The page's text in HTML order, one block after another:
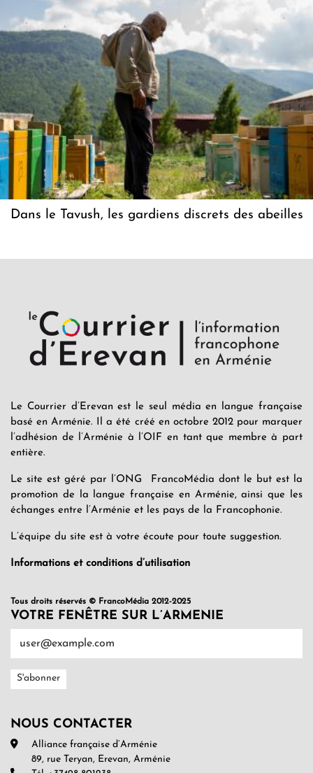
Dans le Tavush, les gardiens discrets des abeilles
Le Courrier d’Erevan est le seul média en langue française
basé en Arménie. Il a été créé en octobre 2012 pour marquer
l’adhésion de l’Arménie à l’OIF en tant que membre à part
entière.
Le site est géré par l’ONG FrancoMédia dont le but est la
promotion de la langue française en Arménie, ainsi que les
échanges entre l’Arménie et les pays de la Francophonie.
L’équipe du site est à votre écoute pour toute suggestion.
Informations et conditions d’utilisation
Tous droits réservés © FrancoMédia 2012-2025
VOTRE FENÊTRE SUR L’ARMENIE
NOUS CONTACTER
Alliance française d’Arménie
89, rue Teryan, Erevan, Arménie